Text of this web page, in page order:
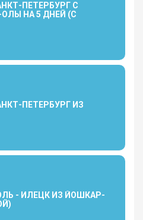
ПЕТЕРБУРГ С
НА 5 ДНЕЙ (С
ПЕТЕРБУРГ ИЗ
- ИЛЕЦК ИЗ ЙОШКАР-